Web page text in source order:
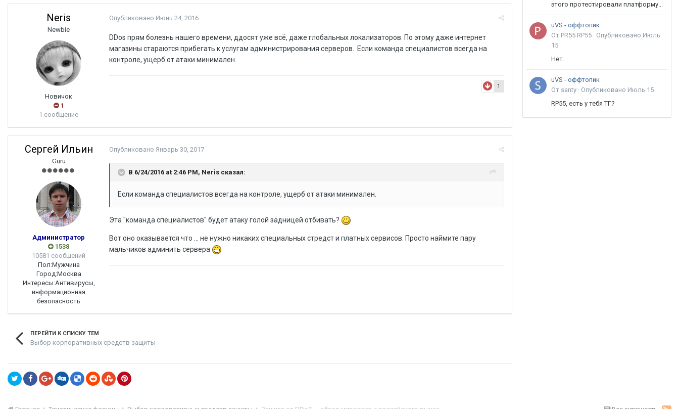
Neris
Newbie
Новичок
1
1 сообщение
Опубликовано Июнь 24, 2016
DDos прям болезнь нашего времени, ддосят уже всё, даже глобальных локализаторов. По этому даже интернет
магазины стараются прибегать к услугам администрирования серверов. Если команда специалистов всегда на
контроле, ущерб от атаки минимален.
1
Сергей Ильин
Guru
Администратор
1538
10581 сообщений
Пол:Мужчина
Город:Москва
Интересы:Антивирусы,
информационная
безопасность
Опубликовано Январь 30, 2017
В 6/24/2016 at 2:46 PM, Neris сказал:
Если команда специалистов всегда на контроле, ущерб от атаки минимален.
Эта "команда специалистов" будет атаку голой задницей отбивать?
Вот оно оказывается что ... не нужно никаких специальных стредст и платных сервисов. Просто наймите пару
мальчиков админить сервера
ПЕРЕЙТИ К СПИСКУ ТЕМ
Выбор корпоративных средств защиты
этого протестировали платформу...
uVS - оффтопик
От PR55.RP55 · Опубликовано Июль
15
Нет.
uVS - оффтопик
От santy · Опубликовано Июль 15
RP55, есть у тебя ТГ?